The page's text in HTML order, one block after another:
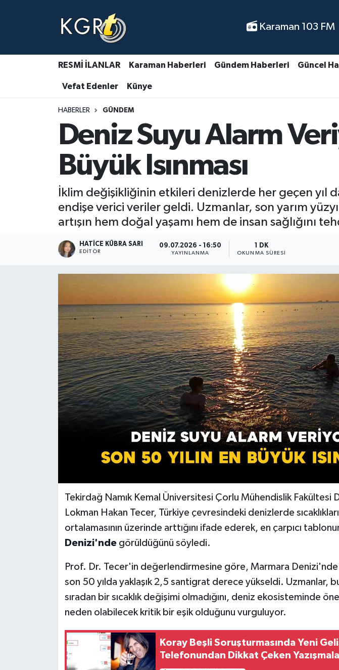
Karaman 103 FM
RESMİ İLANLAR Karaman Haberleri Gündem Haberleri Güncel
Vefat Edenler Künye
HABERLER GÜNDEM
Deniz Suyu Alarm
Büyük Isınması
İklim değişikliğinin etkileri denizlerde her geçen
endişe verici veriler geldi. Uzmanlar, son yarım
artışın hem doğal yaşamı hem de insan sağlığını
HATICE KÜBRA SARI
EDITÖR
09.07.2026 - 16:50
YAYINLANMA
1 DK
OKUNMA SÜRESI
Tekirdağ Namık Kemal Üniversitesi Çorlu Mühendislik Fakültesi
Lokman Hakan Tecer, Türkiye çevresindeki denizlerde
ortalamasının üzerinde arttığını ifade ederek, en çarpıcı
Denizi'ndegörüldüğünü söyledi.
Prof. Dr. Tecer'in değerlendirmesine göre, Marmara Denizi'nde
son 50 yılda yaklaşık 2,5 santigrat derece yükseldi. Uzmanlar,
sıradan bir sıcaklık değişimi olmadığını, deniz ekosisteminde
neden olabilecek kritik bir eşik olduğunu vurguluyor.
Koray Beşli Soruşturmasında Yeni
Telefonundan Dikkat Çeken
Karaman Haberleri
Gündem Haberleri
Güncel Haberler
Asayiş Haberleri
Ulusal Haberler
Vefat Edenler